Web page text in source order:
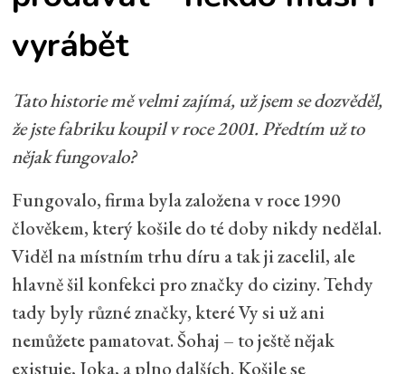
vyrábět
Tato historie mě velmi zajímá, už jsem se dozvěděl,
že jste fabriku koupil v roce 2001. Předtím už to
nějak fungovalo?
Fungovalo, firma byla založena v roce 1990
člověkem, který košile do té doby nikdy nedělal.
Viděl na místním trhu díru a tak ji zacelil, ale
hlavně šil konfekci pro značky do ciziny. Tehdy
tady byly různé značky, které Vy si už ani
nemůžete pamatovat. Šohaj – to ještě nějak
existuje, Joka, a plno dalších. Košile se